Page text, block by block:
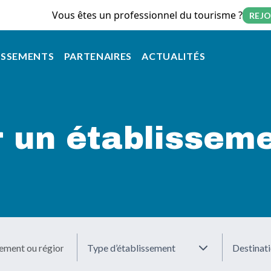
Vous êtes un professionnel du tourisme ?
principale
PARTENAIRES ACTUALITÉS
un
Type d’établissement